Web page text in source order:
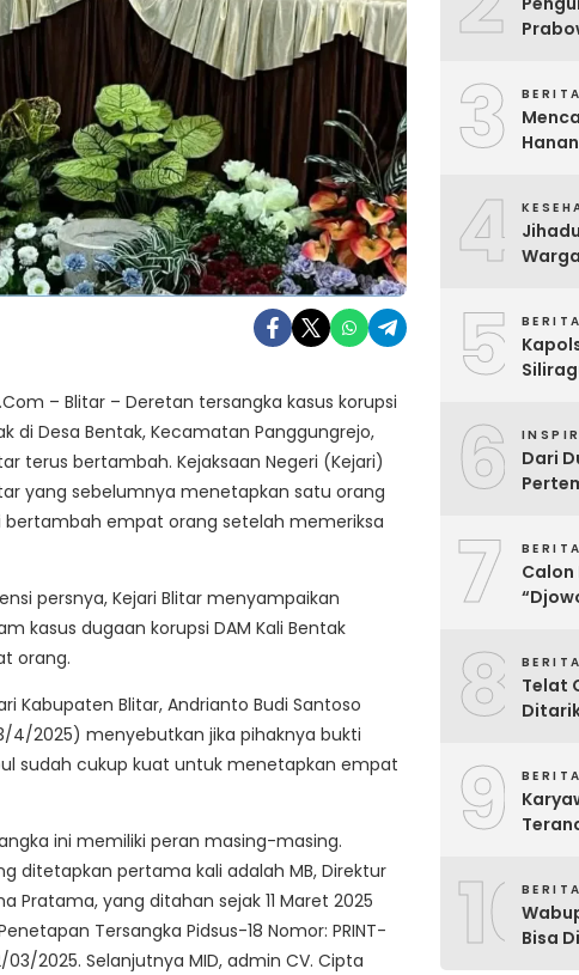
– Blitar – Deretan tersangka kasus korupsi
di Desa Bentak, Kecamatan Panggungrejo,
terus bertambah. Kejaksaan Negeri (Kejari)
yang sebelumnya menetapkan satu orang
bertambah empat orang setelah memeriksa
persnya, Kejari Blitar menyampaikan
kasus dugaan korupsi DAM Kali Bentak
orang.
Kabupaten Blitar, Andrianto Budi Santoso
4/2025) menyebutkan jika pihaknya bukti
sudah cukup kuat untuk menetapkan empat
ini memiliki peran masing-masing.
ditetapkan pertama kali adalah MB, Direktur
Pratama, yang ditahan sejak 11 Maret 2025
Tersangka Pidsus-18 Nomor: PRINT-
03/2025. Selanjutnya MID, admin CV. Cipta
3 BERITA
4
5 BERITA
6
Dari
7 BERITA
Calon
8 BERITA
Telat
9 BERITA
10BERITA
Bisa